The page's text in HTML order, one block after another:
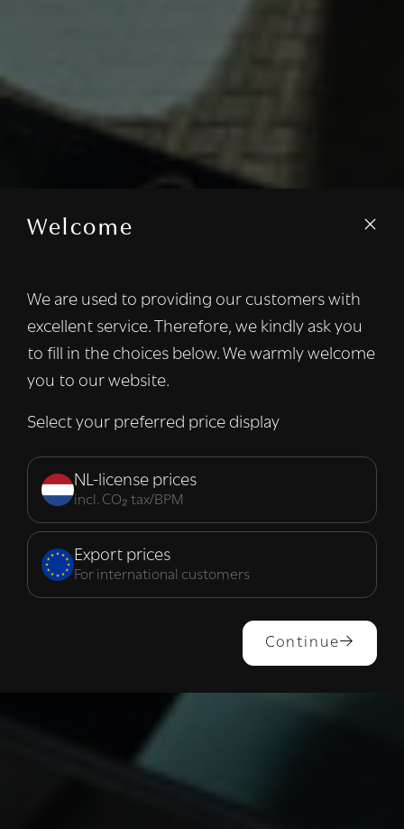
Welcome
We are used to providing our customers with
excellent service. Therefore, we kindly ask you
to fill in the choices below. We warmly welcome
you to our website.
Select your preferred price display
NL-license prices
incl. CO₂ tax/BPM
Export prices
For international customers
Continue